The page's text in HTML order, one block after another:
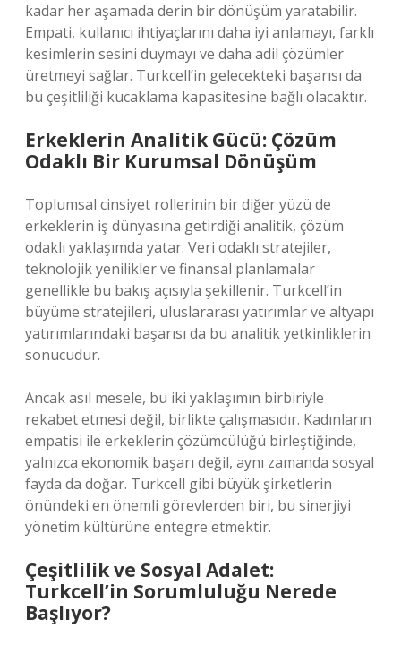
kadar her aşamada derin bir dönüşüm yaratabilir.
Empati, kullanıcı ihtiyaçlarını daha iyi anlamayı, farklı
kesimlerin sesini duymayı ve daha adil çözümler
üretmeyi sağlar. Turkcell’in gelecekteki başarısı da
bu çeşitliliği kucaklama kapasitesine bağlı olacaktır.
Erkeklerin Analitik Gücü: Çözüm
Odaklı Bir Kurumsal Dönüşüm
Toplumsal cinsiyet rollerinin bir diğer yüzü de
erkeklerin iş dünyasına getirdiği analitik, çözüm
odaklı yaklaşımda yatar. Veri odaklı stratejiler,
teknolojik yenilikler ve finansal planlamalar
genellikle bu bakış açısıyla şekillenir. Turkcell’in
büyüme stratejileri, uluslararası yatırımlar ve altyapı
yatırımlarındaki başarısı da bu analitik yetkinliklerin
sonucudur.
Ancak asıl mesele, bu iki yaklaşımın birbiriyle
rekabet etmesi değil, birlikte çalışmasıdır. Kadınların
empatisi ile erkeklerin çözümcülüğü birleştiğinde,
yalnızca ekonomik başarı değil, aynı zamanda sosyal
fayda da doğar. Turkcell gibi büyük şirketlerin
önündeki en önemli görevlerden biri, bu sinerjiyi
yönetim kültürüne entegre etmektir.
Çeşitlilik ve Sosyal Adalet:
Turkcell’in Sorumluluğu Nerede
Başlıyor?